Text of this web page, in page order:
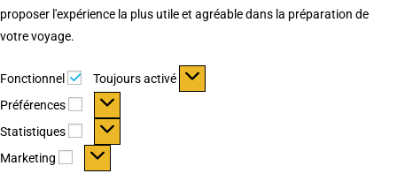
proposer l'expérience la plus utile et agréable dans la préparation de
votre voyage.
Fonctionnel Fonctionnel
Toujours activé
Préférences
Préférences
Statistiques Statistiques
Marketing Marketing